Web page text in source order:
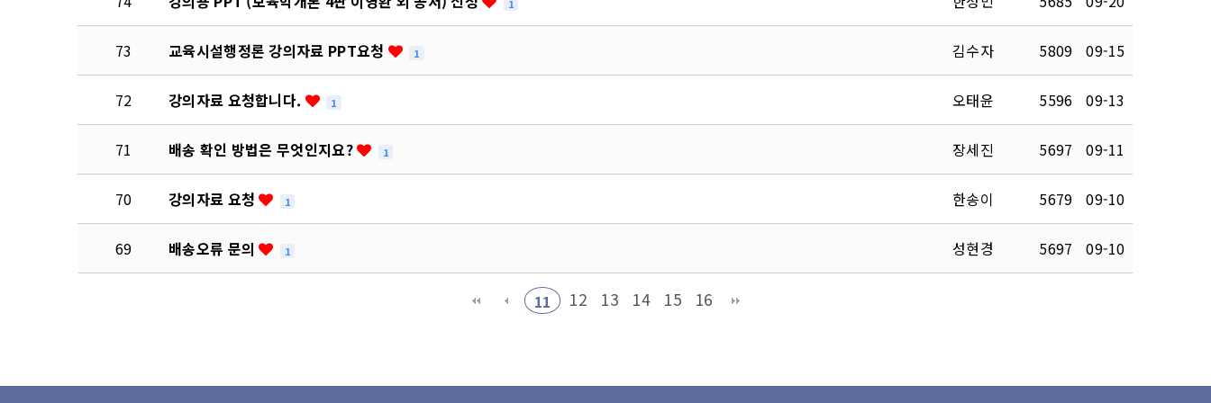
1
73 교육시설행정론 강의자료 PPT요청 1 김수자 5809 09-15
72 강의자료 요청합니다. 1 오태윤 5596 09-13
71 배송 확인 방법은 무엇인지요? 1 장세진 5697 09-11
70 강의자료 요청 1 한송이 5679 09-10
69 배송오류 문의 1 성현경 5697 09-10
11 12 13 14 15 16